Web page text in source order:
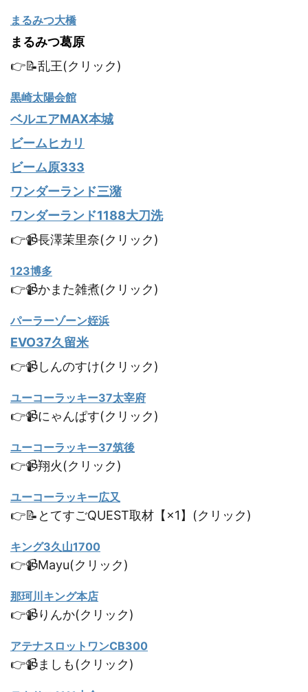
まるみつ大橋
まるみつ葛原
👉📝乱王(クリック)
黒崎太陽会館
ベルエアMAX本城
ビームヒカリ
ビーム原333
ワンダーランド三潴
ワンダーランド1188大刀洗
👉📹長澤茉里奈(クリック)
123博多
👉📹かまた雑煮(クリック)
パーラーゾーン姪浜
EVO37久留米
👉📹しんのすけ(クリック)
ユーコーラッキー37太宰府
👉📹にゃんぱす(クリック)
ユーコーラッキー37筑後
👉📹翔火(クリック)
ユーコーラッキー広又
👉📝とてすごQUEST取材【×1】(クリック)
キング3久山1700
👉📹Mayu(クリック)
那珂川キング本店
👉📹りんか(クリック)
アテナスロットワンCB300
👉📹ましも(クリック)